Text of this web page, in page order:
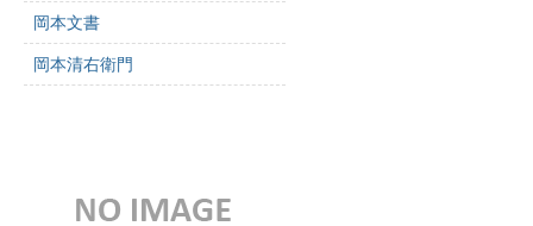
岡本文書
岡本清右衛門